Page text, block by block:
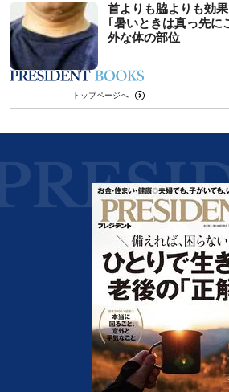
首よりも脇よりも効
｢暑いときは真っ先に
外な体の部位
トップページへ